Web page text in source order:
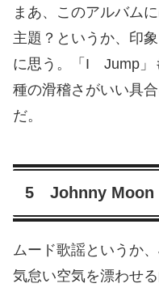
まあ、このアルバム
主題？というか、印
に思う。「I Jump」
種の滑稽さがいい具
だ。
5 Johnny
ムード歌謡というか
気怠い空気を漂わせ